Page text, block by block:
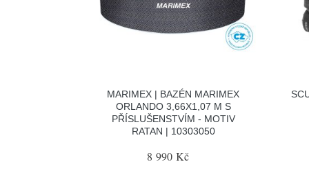
MARIMEX | BAZÉN MARIMEX
ORLANDO 3,66X1,07 M S
PŘÍSLUŠENSTVÍM - MOTIV
RATAN | 10303050
8 990 Kč